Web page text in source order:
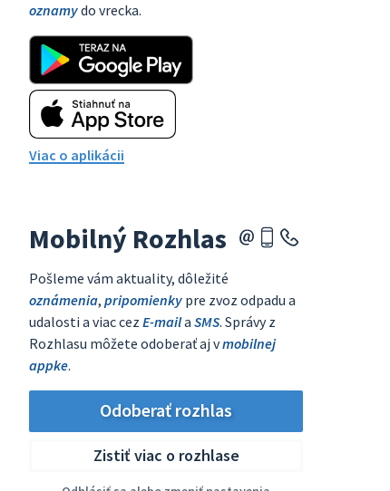
oznamydo vrecka.
Viac o aplikácii
Mobilný Rozhlas
Pošleme vám aktuality, dôležité
oznámenia, pripomienky pre zvoz odpadu a
udalosti a viac cez E-maila SMS. Správy z
Rozhlasu môžete odoberať aj vmobilnej
appke.
Odoberať rozhlas
Zistiť viac o rozhlase